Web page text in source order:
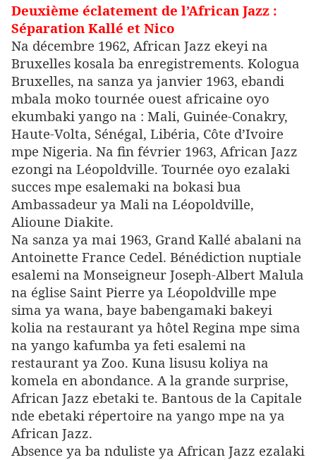
Deuxième éclatement de l’African Jazz :
Séparation Kallé et Nico
Na décembre 1962, African Jazz ekeyi na
Bruxelles kosala ba enregistrements. Kologua
Bruxelles, na sanza ya janvier 1963, ebandi
mbala moko tournée ouest africaine oyo
ekumbaki yango na : Mali, Guinée-Conakry,
Haute-Volta, Sénégal, Libéria, Côte d’Ivoire
mpe Nigeria. Na fin février 1963, African Jazz
ezongi na Léopoldville. Tournée oyo ezalaki
succes mpe esalemaki na bokasi bua
Ambassadeur ya Mali na Léopoldville,
Alioune Diakite.
Na sanza ya mai 1963, Grand Kallé abalani na
Antoinette France Cedel. Bénédiction nuptiale
esalemi na Monseigneur Joseph-Albert Malula
na église Saint Pierre ya Léopoldville mpe
sima ya wana, baye babengamaki bakeyi
kolia na restaurant ya hôtel Regina mpe sima
na yango kafumba ya feti esalemi na
restaurant ya Zoo. Kuna lisusu koliya na
komela en abondance. A la grande surprise,
African Jazz ebetaki te. Bantous de la Capitale
nde ebetaki répertoire na yango mpe na ya
African Jazz.
Absence ya ba nduliste ya African Jazz ezalaki